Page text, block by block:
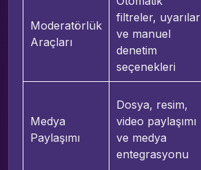
Moderatörlük
Araçları
filtreler, uyarılar
ve manuel
denetim
seçenekleri
Medya
Paylaşımı
Dosya, resim,
video paylaşımı
ve medya
entegrasyonu